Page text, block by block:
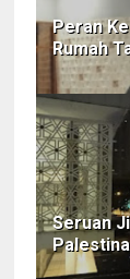
Peran
Rumah
Seruan
Palestina